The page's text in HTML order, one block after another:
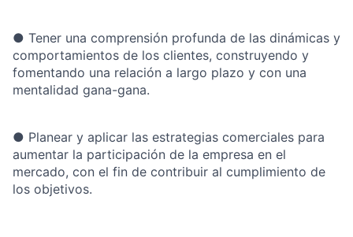
● Tener una comprensión profunda de las dinámicas y
comportamientos de los clientes, construyendo y
fomentando una relación a largo plazo y con una
mentalidad gana-gana.
● Planear y aplicar las estrategias comerciales para
aumentar la participación de la empresa en el
mercado, con el fin de contribuir al cumplimiento de
los objetivos.